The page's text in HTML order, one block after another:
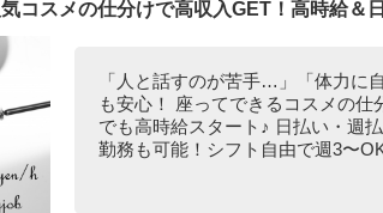
コスメの仕分けで高収入GET！高時給＆
「人と話すのが苦手…」「体力に
も安心！ 座ってできるコスメの仕
でも高時給スタート♪ 日払い・週
勤務も可能！シフト自由で週3〜